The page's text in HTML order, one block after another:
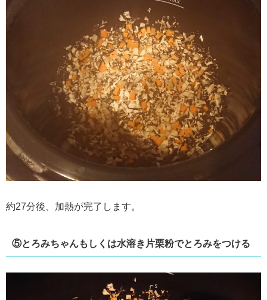
約27分後、加熱が完了します。
⑤とろみちゃんもしくは水溶き片栗粉でとろみをつける